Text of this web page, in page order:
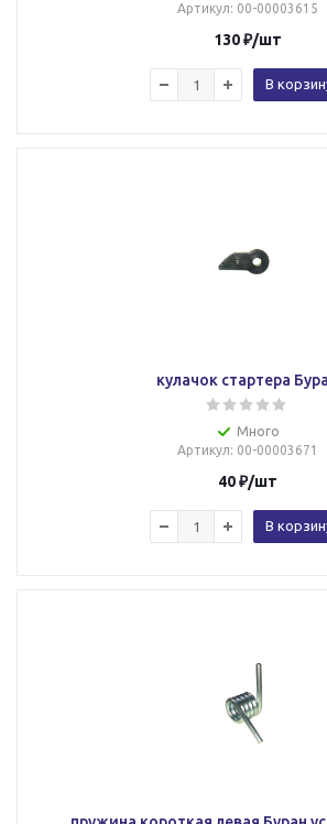
Артикул: 00-00003615
130₽/шт
В
кулачок стартера
Много
Артикул: 00-00003671
40₽/шт
В